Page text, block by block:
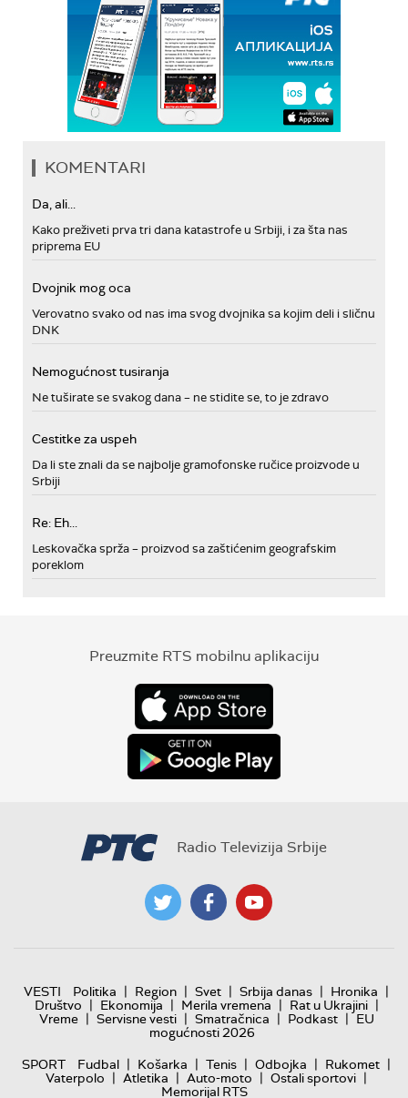
KOMENTARI
Da, ali...
Kako preživeti prva tri dana katastrofe u Srbiji, i za šta nas
priprema EU
Dvojnik mog oca
Verovatno svako od nas ima svog dvojnika sa kojim deli i sličnu
DNK
Nemogućnost tusiranja
Ne tuširate se svakog dana – ne stidite se, to je zdravo
Cestitke za uspeh
Da li ste znali da se najbolje gramofonske ručice proizvode u
Srbiji
Re: Eh...
Leskovačka sprža – proizvod sa zaštićenim geografskim
poreklom
Preuzmite RTS mobilnu aplikaciju
Radio Televizija Srbije
VESTI Politika | Region | Svet | Srbija danas | Hronika |
Društvo | Ekonomija | Merila vremena | Rat u Ukrajini |
Vreme | Servisne vesti | Smatračnica | Podkast | EU
mogućnosti 2026
SPORT
Fudbal | Košarka | Tenis | Odbojka | Rukomet |
Vaterpolo | Atletika | Auto-moto | Ostali sportovi |
Memorijal RTS